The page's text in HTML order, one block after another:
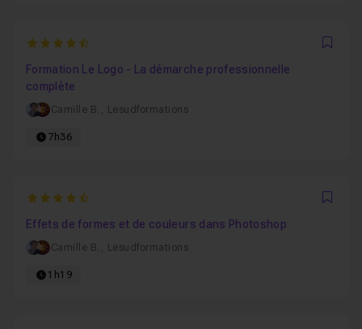
4.8571428571429
Formation Le Logo - La démarche professionnelle
complète
Camille B. , Lesudformations
7h36
4.9230769230769
Effets de formes et de couleurs dans Photoshop
Camille B. , Lesudformations
1h19